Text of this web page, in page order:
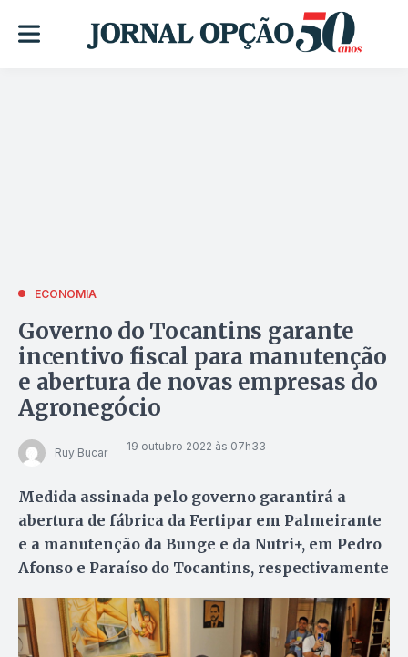
ECONOMIA
Governo do Tocantins garante
incentivo fiscal para manutenção
e abertura de novas empresas do
Agronegócio
Ruy Bucar 19 outubro 2022 às 07h33
Medida assinada pelo governo garantirá a
abertura de fábrica da Fertipar em Palmeirante
e a manutenção da Bunge e da Nutri+, em Pedro
Afonso e Paraíso do Tocantins, respectivamente